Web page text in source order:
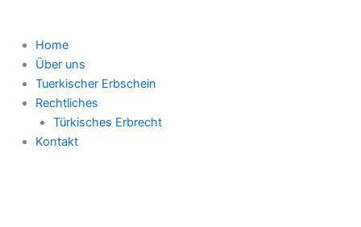
Home
Über uns
Tuerkischer Erbschein
Rechtliches
Türkisches Erbrecht
Kontakt